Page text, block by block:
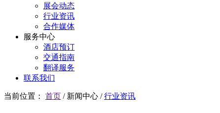
展会动态
行业资讯
合作媒体
服务中心
酒店预订
交通指南
翻译服务
联系我们
当前位置： 首页 / 新闻中心 /行业资讯